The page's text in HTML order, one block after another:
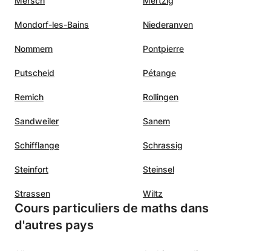
Mondorf-les-Bains Niederanven
Nommern Pontpierre
Putscheid Pétange
Remich Rollingen
Sandweiler Sanem
Schifflange Schrassig
Steinfort Steinsel
Strassen Wiltz
Cours particuliers de maths dans
d'autres pays